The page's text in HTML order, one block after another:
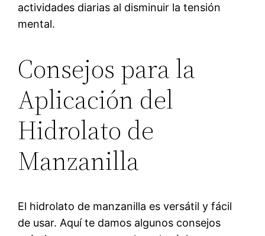
actividades diarias al disminuir la tensión
mental.
Consejos para la
Aplicación del
Hidrolato de
Manzanilla
El hidrolato de manzanilla es versátil y fácil
de usar. Aquí te damos algunos consejos